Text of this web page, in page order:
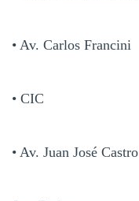
• Av. Carlos Francini
• CIC
• Av. Juan José Castro